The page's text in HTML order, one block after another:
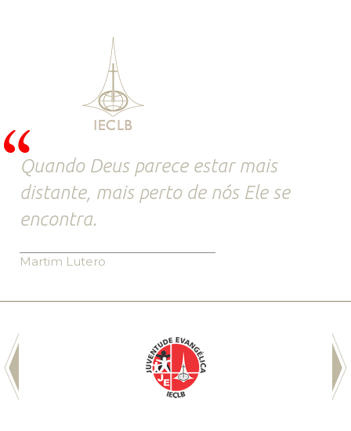
Quando Deus parece estar mais
distante, mais perto de nós Ele se
encontra.
Martim Lutero